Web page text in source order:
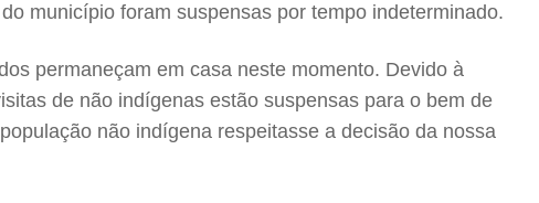
município foram suspensas por tempo indeterminado.
permaneçam em casa neste momento. Devido à
de não indígenas estão suspensas para o bem de
não indígena respeitasse a decisão da nossa